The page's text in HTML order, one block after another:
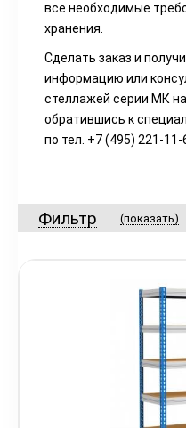
все необходимые
хранения.
Сделать заказ и
информацию или
стеллажей серии МК
обратившись к
по тел. +7(495) 221-11-
Фильтр (показать)